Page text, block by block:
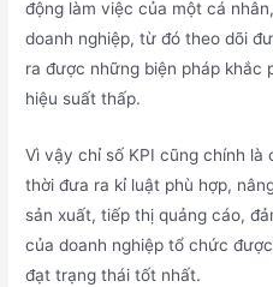
động làm việc của một cá
doanh nghiệp, từ đó theo dõi
ra được những biện pháp khắc
hiệu suất thấp.
Vì vậy chỉ số KPI cũng chính
thời đưa ra kỉ luật phù hợp,
sản xuất, tiếp thị quảng cáo,
của doanh nghiệp tổ chức
đạt trạng thái tốt nhất.